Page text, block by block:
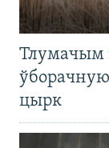
Тлумачым
ўборачную
цырк